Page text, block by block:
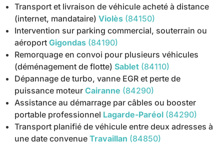
Transport et livraison de véhicule acheté à distance
(internet, mandataire) Violès (84150)
Intervention sur parking commercial, souterrain ou
aéroport Gigondas (84190)
Remorquage en convoi pour plusieurs véhicules
(déménagement de flotte) Sablet (84110)
Dépannage de turbo, vanne EGR et perte de
puissance moteur Cairanne (84290)
Assistance au démarrage par câbles ou booster
portable professionnel Lagarde-Paréol (84290)
Transport planifié de véhicule entre deux adresses à
une date convenue Travaillan (84850)